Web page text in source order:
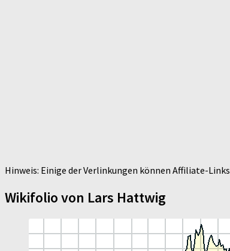
Hinweis: Einige der Verlinkungen können Affiliate-
Wikifolio von Lars Hattwig